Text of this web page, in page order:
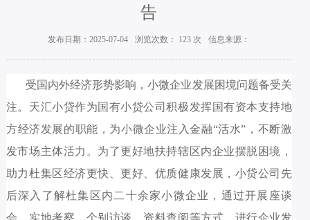
告
发布日期：2025-07-04 浏览次数： 123 次 信息来源：
受国内外经济形势影响，小微企业发展困境问题备受关
注。天汇小贷作为国有小贷公司积极发挥国有资本支持地
方经济发展的职能 ，为小微企业注入金融“活水”，不断激
发市场主体活力。为了更好地扶持辖区内企业摆脱困境，
助力杜集区经济更快、更好、优质健康发展，小贷公司 先
后深入了解杜集区内二十余家小微企业，通过开展座谈
会、实地考察、个别访谈、资料查阅等方式，进行企业发